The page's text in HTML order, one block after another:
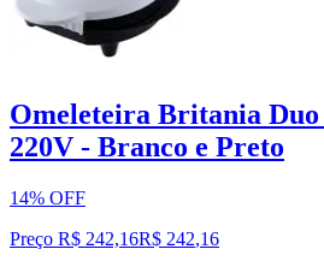
Omeleteira Britania Duo
220V - Branco e Preto
14% OFF
Preço R$ 242,16R$ 242,16